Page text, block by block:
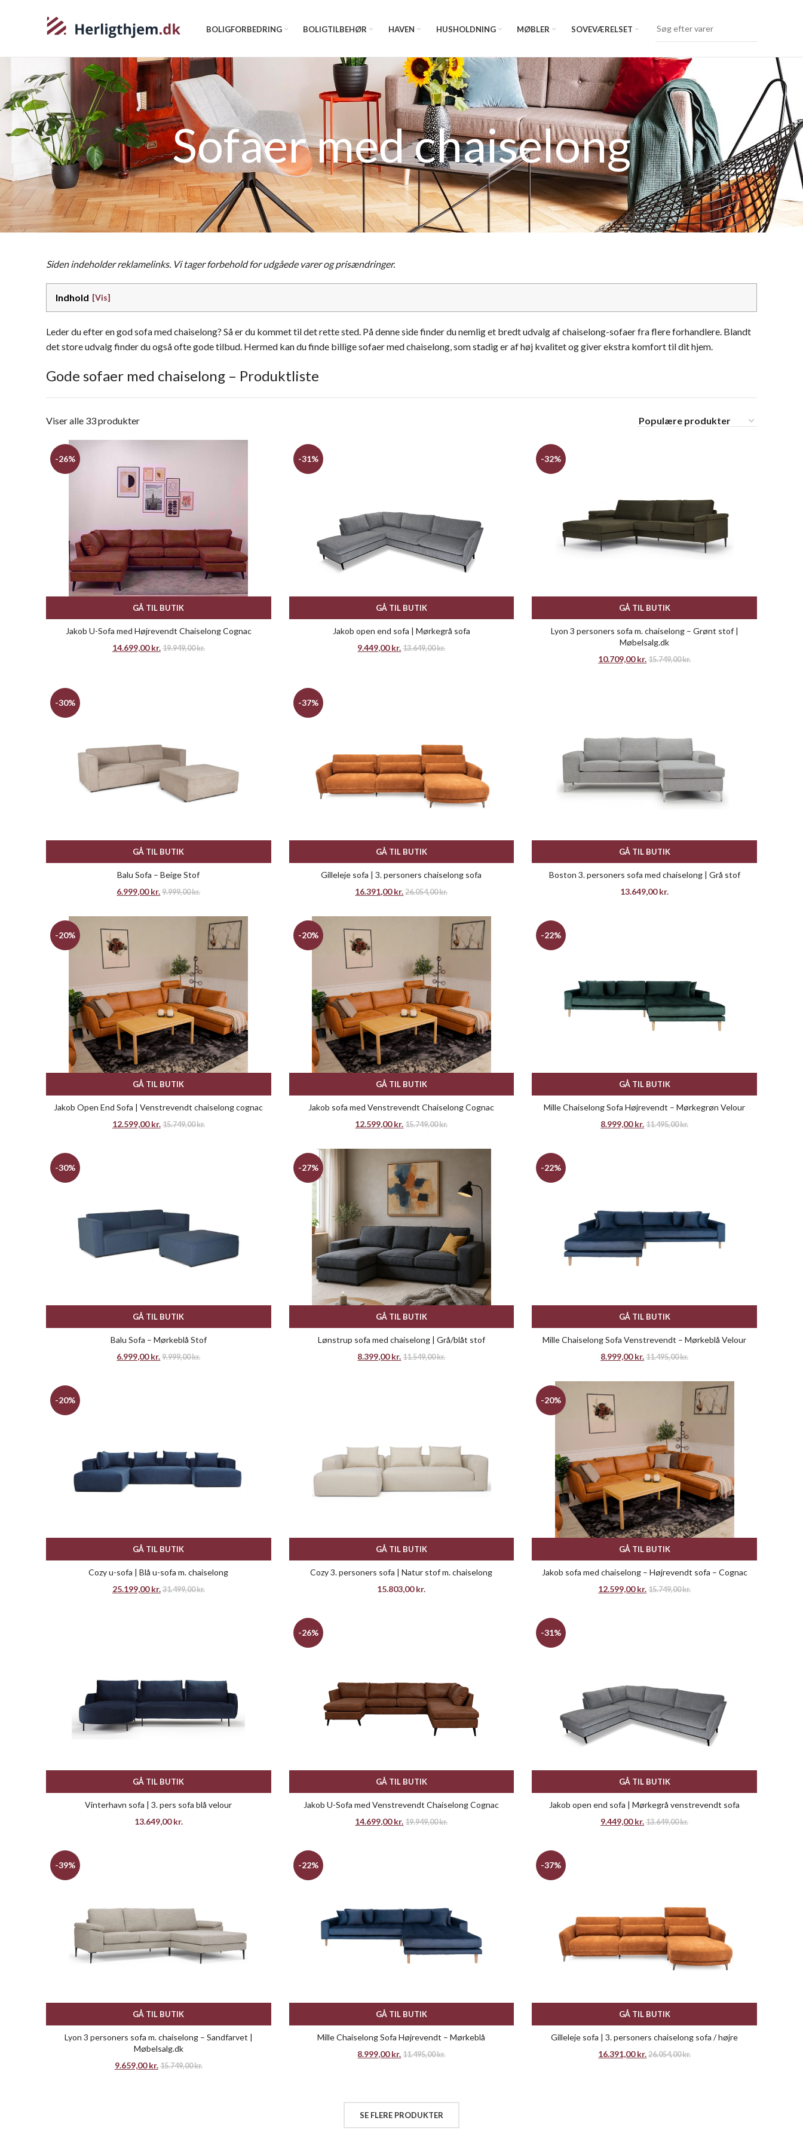
BOLIGFORBEDRING BOLIGTILBEHØR HAVEN HUSHOLDNING MØBLER SOVEVÆRELSET
Sofaer med chaiselong
Siden indeholder reklamelinks. Vi tager forbehold for udgåede varer og prisændringer.
Indhold
Leder du efter en god sofa med chaiselong? Så er du kommet til det rette sted. På denne side finder du nemlig et bredt udvalg af chaiselong-sofaer fra flere forhandlere. Blandt
det store udvalg finder du også ofte gode tilbud. Hermed kan du finde billige sofaer med chaiselong, som stadig er af høj kvalitet og giver ekstra komfort til dit hjem.
Gode sofaer med chaiselong – Produktliste
Viser alle 33 produkter
-26%
GÅ TIL BUTIK
Jakob U-Sofa med Højrevendt Chaiselong Cognac
14.699,00kr. 19.949,00kr.
-31%
GÅ TIL BUTIK
Jakob open end sofa | Mørkegrå sofa
9.449,00kr. 13.649,00kr.
-32%
GÅ TIL BUTIK
Lyon 3 personers sofa m. chaiselong – Grønt stof |
Møbelsalg.dk
10.709,00kr. 15.749,00kr.
-30%
GÅ TIL BUTIK
Balu Sofa – Beige Stof
6.999,00kr. 9.999,00kr.
-37%
GÅ TIL BUTIK
Gilleleje sofa | 3. personers chaiselong sofa
16.391,00kr. 26.054,00kr.
GÅ TIL BUTIK
Boston 3. personers sofa med chaiselong | Grå stof
13.649,00kr.
-20%
GÅ TIL BUTIK
Jakob Open End Sofa | Venstrevendt chaiselong cognac
12.599,00kr. 15.749,00kr.
-20%
GÅ TIL BUTIK
Jakob sofa med Venstrevendt Chaiselong Cognac
12.599,00kr. 15.749,00kr.
-22%
GÅ TIL BUTIK
Mille Chaiselong Sofa Højrevendt – Mørkegrøn Velour
8.999,00kr. 11.495,00kr.
-30%
GÅ TIL BUTIK
Balu Sofa – Mørkeblå Stof
6.999,00kr. 9.999,00kr.
-27%
GÅ TIL BUTIK
Lønstrup sofa med chaiselong | Grå/blåt stof
8.399,00kr. 11.549,00kr.
-22%
GÅ TIL BUTIK
Mille Chaiselong Sofa Venstrevendt – Mørkeblå Velour
8.999,00kr. 11.495,00kr.
-20%
GÅ TIL BUTIK
Cozy u-sofa | Blå u-sofa m. chaiselong
25.199,00kr. 31.499,00kr.
GÅ TIL BUTIK
Cozy 3. personers sofa | Natur stof m. chaiselong
15.803,00kr.
-20%
GÅ TIL BUTIK
Jakob sofa med chaiselong – Højrevendt sofa – Cognac
12.599,00kr. 15.749,00kr.
GÅ TIL BUTIK
Vinterhavn sofa | 3. pers sofa blå velour
13.649,00kr.
-26%
GÅ TIL BUTIK
Jakob U-Sofa med Venstrevendt Chaiselong Cognac
14.699,00kr. 19.949,00kr.
-31%
GÅ TIL BUTIK
Jakob open end sofa | Mørkegrå venstrevendt sofa
9.449,00kr. 13.649,00kr.
-39%
GÅ TIL BUTIK
Lyon 3 personers sofa m. chaiselong – Sandfarvet |
Møbelsalg.dk
9.659,00kr. 15.749,00kr.
-22%
GÅ TIL BUTIK
Mille Chaiselong Sofa Højrevendt – Mørkeblå
8.999,00kr. 11.495,00kr.
-37%
GÅ TIL BUTIK
Gilleleje sofa | 3. personers chaiselong sofa / højre
16.391,00kr. 26.054,00kr.
SE FLERE PRODUKTER